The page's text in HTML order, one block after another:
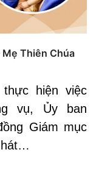
Thiên Chúa
thực hiện việc
vụ, Ủy ban
Giám mục
hát…